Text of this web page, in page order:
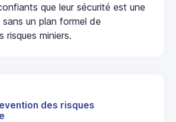
que leur sécurité est une
un plan formel de
risques miniers.
des risques